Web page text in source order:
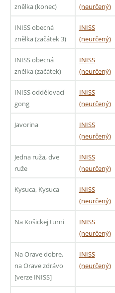
znělka (konec)
(neurčený)
INISS obecná
znělka (začátek 3)
INISS
(neurčený)
INISS obecná
znělka (začátek)
INISS
(neurčený)
INISS oddělovací
gong
INISS
(neurčený)
Javorina
INISS
(neurčený)
Jedna ruža, dve
ruže
INISS
(neurčený)
Kysuca, Kysuca
INISS
(neurčený)
Na Košickej turni
INISS
(neurčený)
Na Orave dobre,
na Orave zdrávo
[verze INISS]
INISS
(neurčený)